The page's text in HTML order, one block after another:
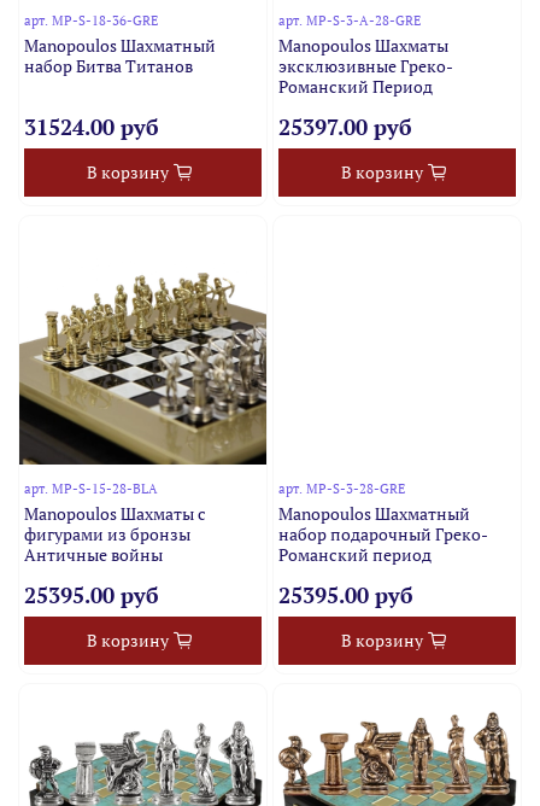
арт.MP-S-18-36-GRE
Manopoulos Шахматный
набор Битва Титанов
31524.00 руб
В корзину
арт. MP-S-3-A-28-GRE
Manopoulos Шахматы
эксклюзивные Греко-
Романский Период
25397.00 руб
В корзину
арт.MP-S-15-28-BLA
Manopoulos Шахматы с
фигурами из бронзы
Античные войны
25395.00 руб
В корзину
арт. MP-S-3-28-GRE
Manopoulos Шахматный
набор подарочный Греко-
Романский период
25395.00 руб
В корзину